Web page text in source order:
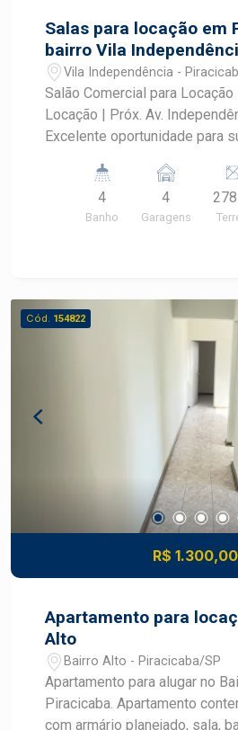
Salas para locação em
bairro Vila
Vila Independência -
Salão Comercial para Locação |
Locação | Próx. Av.
Excelente oportunidade para
localização estratégica, a
Avenida Independência, um
corredores comerciais de Piracicaba.
clientes Vagas de recuo para
frontal Fachada imponente,
visibilidade e exposição
lojas, clínicas, academias,
showrooms e diversas outras
comerciais. Agende uma
empresa para um dos
valorizados da cidade!
4
Banho
4
Garagens
Cód. 154822
R$
Apartamento para
Alto
Bairro Alto - Piracicaba/SP
Apartamento para alugar no
Piracicaba. Apartamento contendo 01 dormitório
com armário planejado, sala,